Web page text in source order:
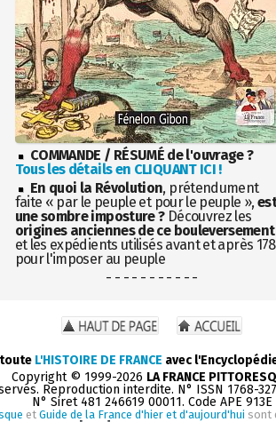
COMMANDE / RÉSUMÉ de l'ouvrage ?
Tous les détails en CLIQUANT ICI !
En quoi la Révolution, prétendument
faite « par le peuple et pour le peuple »,
une sombre imposture ?Découvrez les
origines anciennes de ce bouleversement
et les expédients utilisés avant et après
pour l'imposer au peuple
- - - - - - - - - - -
L'HISTOIRE DE FRANCE avec
Copyright © 1999-2026 LA FRANCE
Reproduction interdite. N° ISSN 1768-
N° Siret 481 246619 00011. Code APE 913E
et Guide de la France d'hier et d'aujourd'hui sont